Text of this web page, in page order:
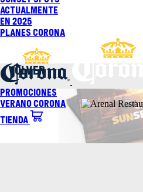
Saltar
al
contenido
Actualmente
En 2025
Planes Corona
Promociones
Verano Corona
Tienda
VOLVER